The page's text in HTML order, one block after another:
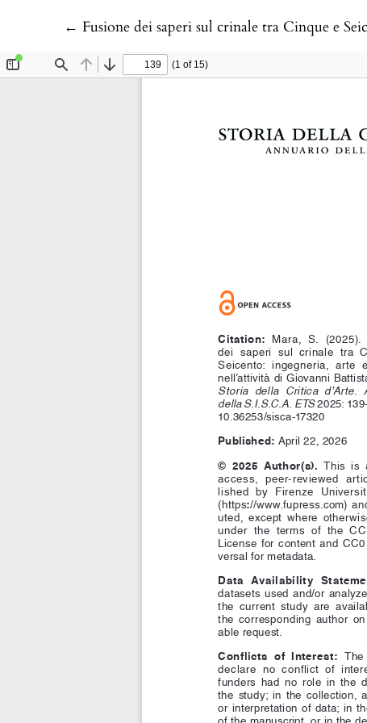
← Return to Article Details
Fusione dei saperi sul crinale tra Cinque e Seicento: ingegneria, arte e cultura nell’attività di